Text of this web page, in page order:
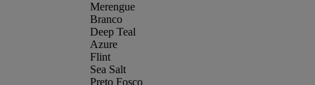
Merengue
Branco
Deep Teal
Azure
Flint
Sea Salt
Preto Fosco